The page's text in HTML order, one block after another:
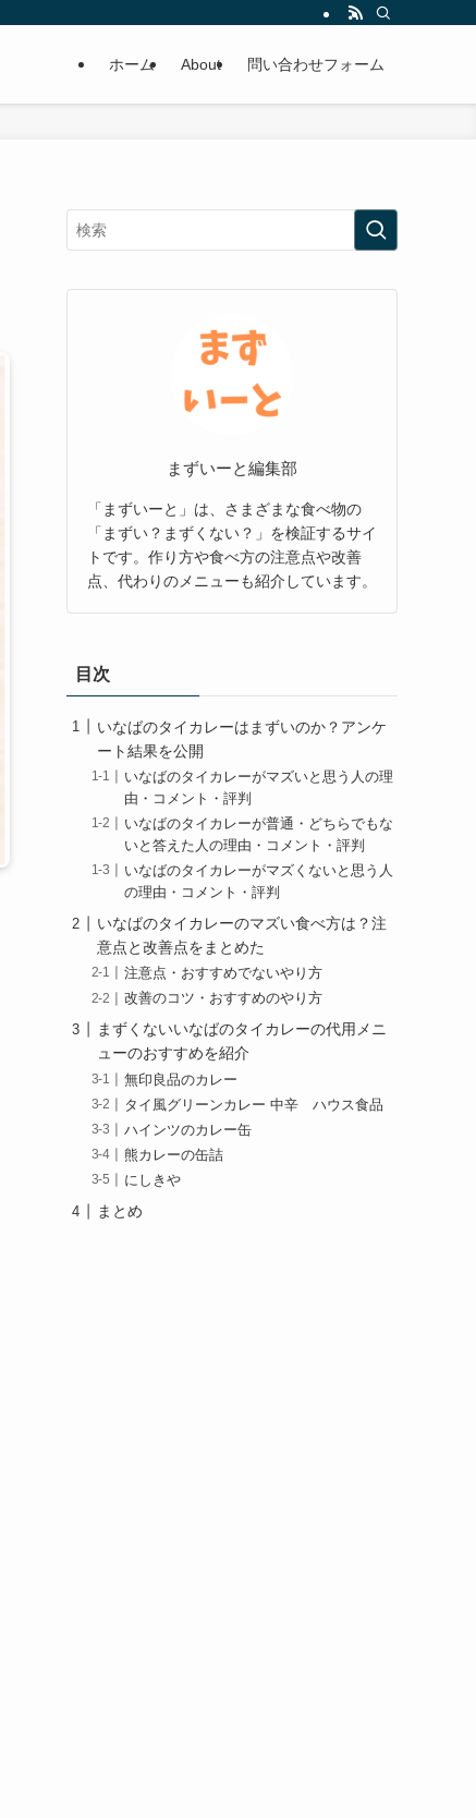
ホーム About 問い合わせフォーム
まずいーと編集部
「まずいーと」は、さまざまな食べ物の
「まずい？まずくない？」を検証するサイ
トです。作り方や食べ方の注意点や改善
点、代わりのメニューも紹介しています。
目次
いなばのタイカレーはまずいのか？アンケ
ート結果を公開
いなばのタイカレーがマズいと思う人の理
由・コメント・評判
いなばのタイカレーが普通・どちらでもな
いと答えた人の理由・コメント・評判
いなばのタイカレーがマズくないと思う人
の理由・コメント・評判
いなばのタイカレーのマズい食べ方は？注
意点と改善点をまとめた
注意点・おすすめでないやり方
改善のコツ・おすすめのやり方
まずくないいなばのタイカレーの代用メニ
ューのおすすめを紹介
無印良品のカレー
タイ風グリーンカレー 中辛 ハウス食品
ハインツのカレー缶
熊カレーの缶詰
にしきや
まとめ